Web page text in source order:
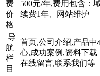
费
价
格
500元/年,费用包含：
续费1年、网站维护
导
航
栏
目
首页,公司介绍,产品
心,成功案例,资料下
在线留言,联系我们等